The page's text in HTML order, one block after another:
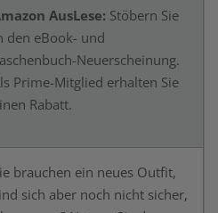
AusLese: Stöbern Sie
den eBook- und
Neuerscheinung.
Prime-Mitglied erhalten Sie
Rabatt.
brauchen ein neues Outfit,
sich aber noch nicht sicher,